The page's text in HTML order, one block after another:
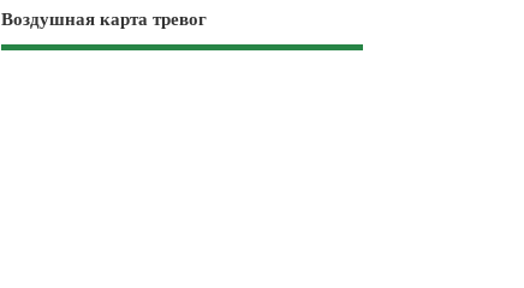
Воздушная карта тревог